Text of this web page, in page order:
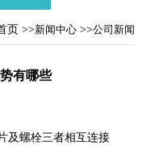
页 >>新闻中心 >>公司新闻
有哪些
及螺栓三者相互连接